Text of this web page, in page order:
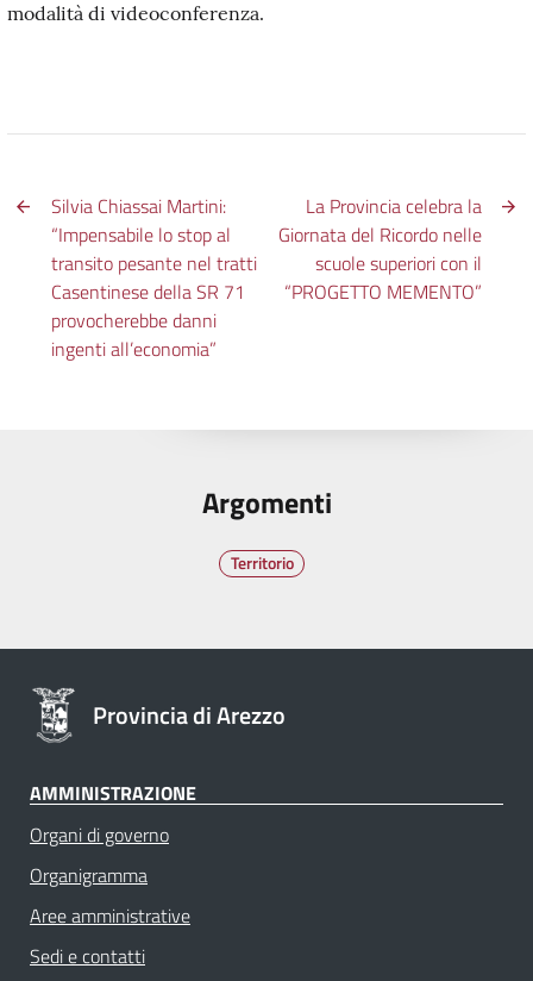
modalità di videoconferenza.
Silvia Chiassai Martini:
“Impensabile lo stop al
transito pesante nel tratti
Casentinese della SR 71
provocherebbe danni
ingenti all’economia”
La Provincia celebra la
Giornata del Ricordo nelle
scuole superiori con il
“PROGETTO MEMENTO”
Argomenti
Territorio
Provincia di Arezzo
AMMINISTRAZIONE
Organi di governo
Organigramma
Aree amministrative
Sedi e contatti